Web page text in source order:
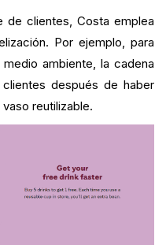
de clientes, Costa emplea
Por ejemplo, para
ambiente, la cadena
después de haber
reutilizable.